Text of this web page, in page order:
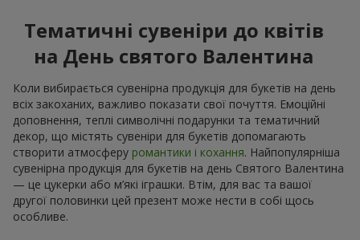
Тематичні сувеніри до квітів
на День святого Валентина
Коли вибирається сувенірна продукція для букетів на день
всіх закоханих, важливо показати свої почуття. Емоційні
доповнення, теплі символічні подарунки та тематичний
декор, що містять сувеніри для букетів допомагають
створити атмосферу романтики і кохання. Найпопулярніша
сувенірна продукція для букетів на день Святого Валентина
— це цукерки або м’які іграшки. Втім, для вас та вашої
другої половинки цей презент може нести в собі щось
особливе.